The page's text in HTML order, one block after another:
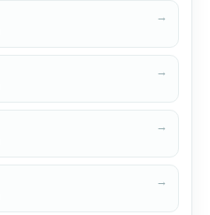
→
→
→
→